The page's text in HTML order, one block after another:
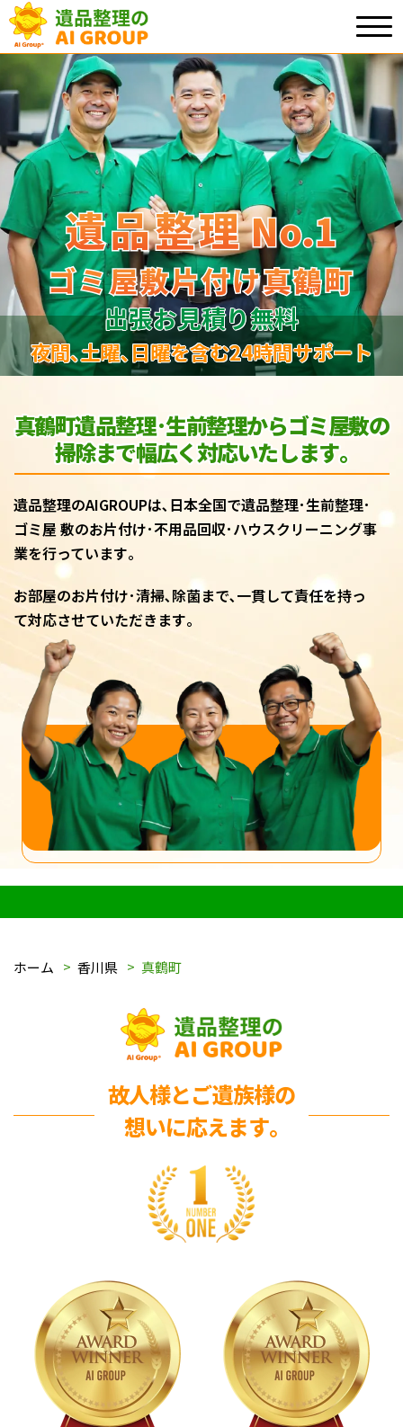
遺品整理No.1
ゴミ屋敷片付け真鶴町
遺品整理No.1
ゴミ屋敷片付け真鶴町
出張お見積り無料
夜間､土曜､日曜を含む24時間サポート
真鶴町遺品整理･生前整理からゴミ屋敷の
掃除まで幅広く対応いたします｡
遺品整理のAIGROUPは､日本全国で遺品整理･生前整理･
ゴミ屋 敷のお片付け･不用品回収･ハウスクリーニング事
業を行っています｡
お部屋のお片付け･清掃､除菌まで､一貫して責任を持っ
て対応させていただきます｡
ホーム 香川県 真鶴町
故人様とご遺族様の
想いに応えます｡